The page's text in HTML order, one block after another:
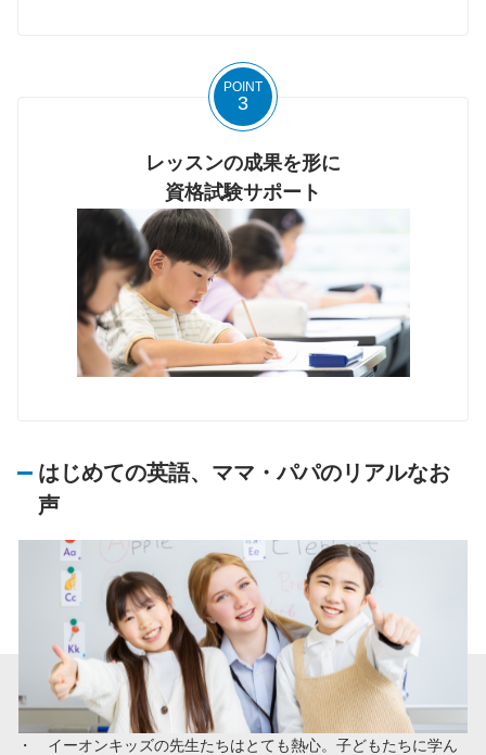
POINT
3
レッスンの成果を形に
資格試験サポート
はじめての英語、ママ・パパのリアルなお
声
・ イーオンキッズの先生たちはとても熱心。子どもたちに学ん